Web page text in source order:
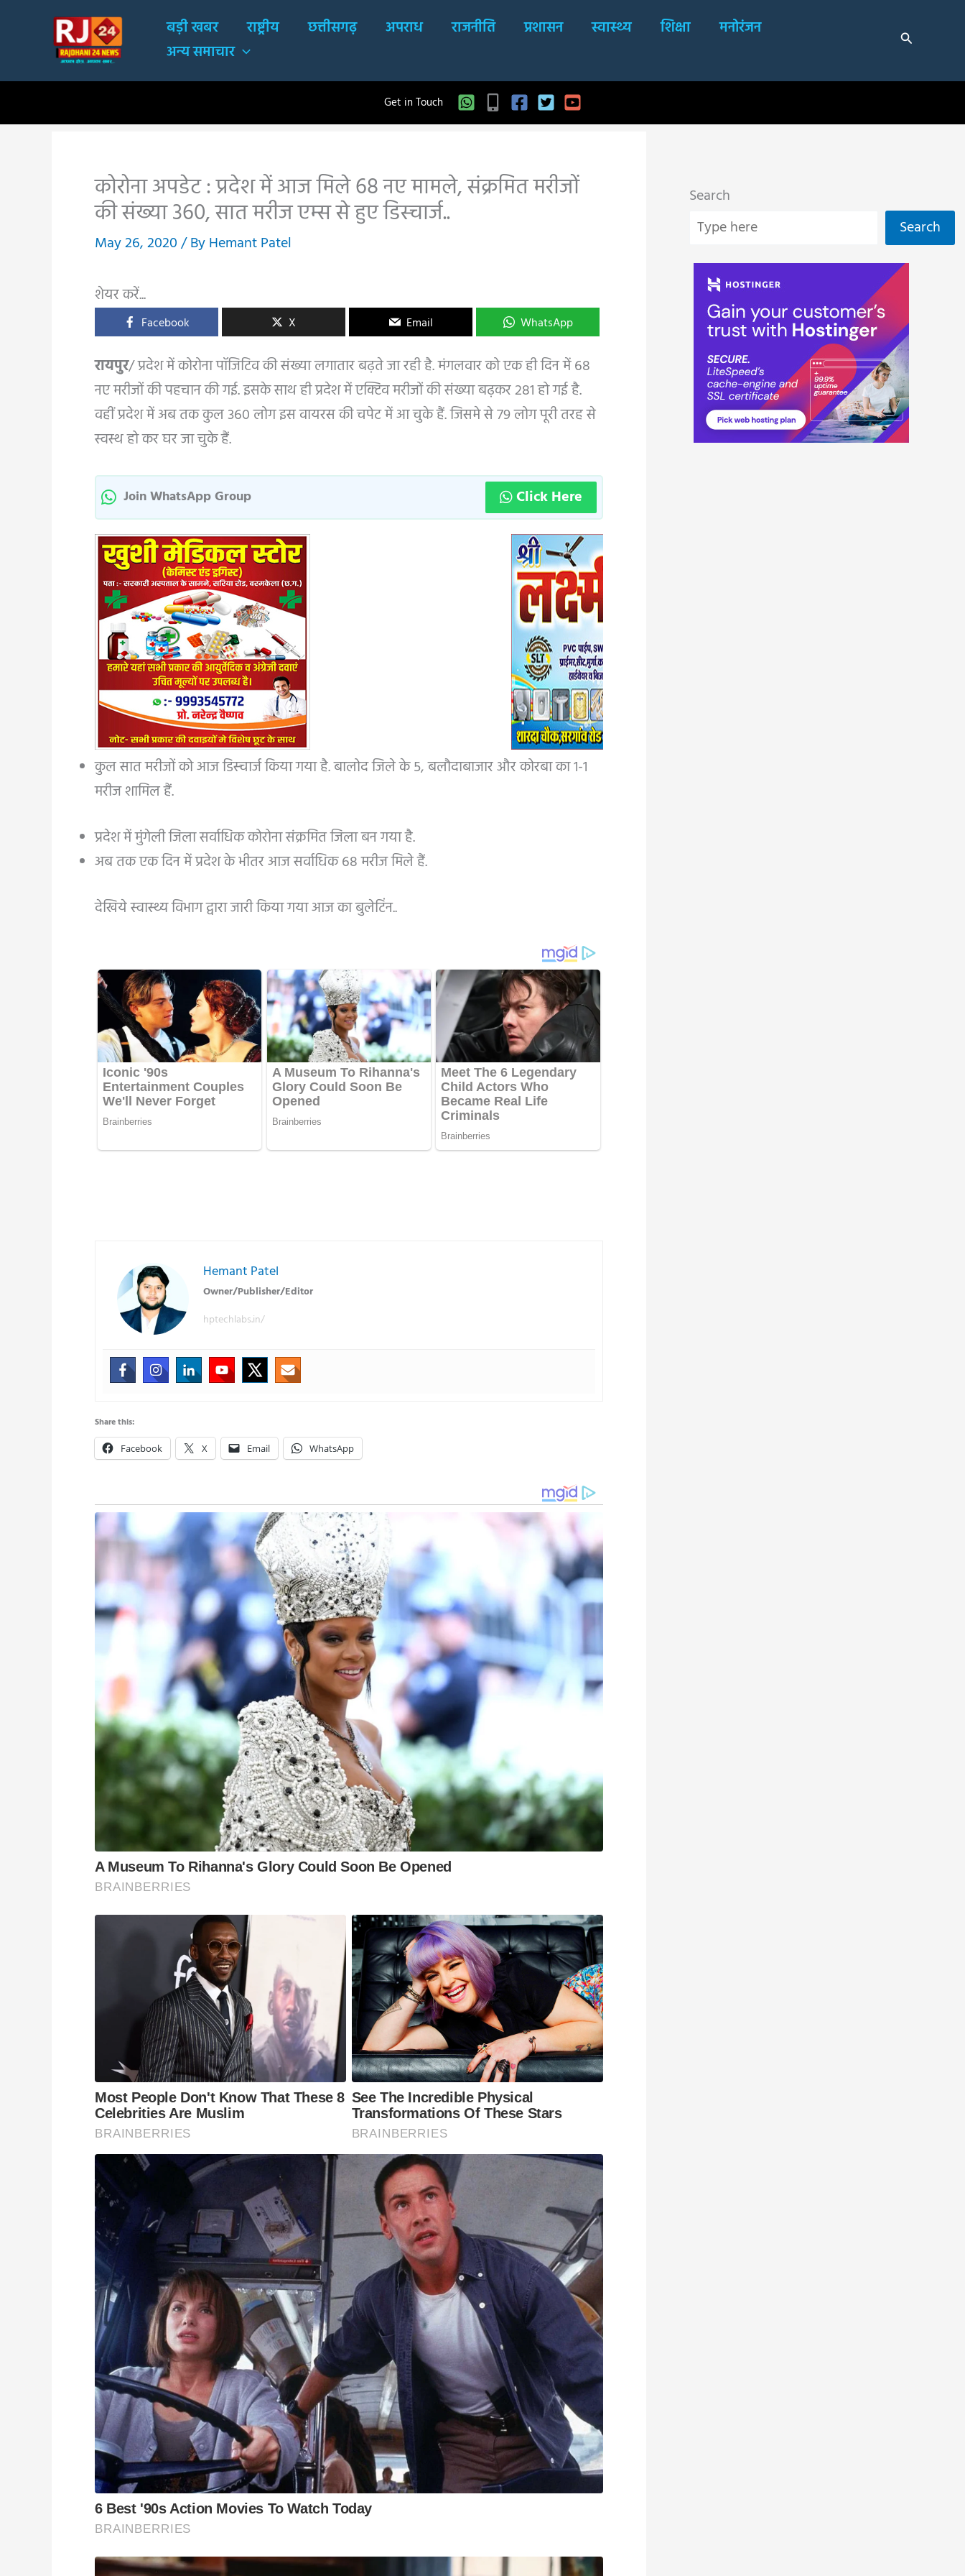
बड़ी खबर राष्ट्रीय छत्तीसगढ़ अपराध राजनीति प्रशासन स्वास्थ्य शिक्षा
मनोरंजन
अन्य समाचार
Search
Get in Touch
कोरोना अपडेट : प्रदेश में आज मिले 68 नए मामले, संक्रमित मरीजों
की संख्या 360, सात मरीज एम्स से हुए डिस्चार्ज..
May 26, 2020/ ByHemant Patel
शेयर करें...
Facebook X Email WhatsApp
रायपुर/ प्रदेश में कोरोना पॉजिटिव की संख्या लगातार बढ़ते जा रही है. मंगलवार को एक ही दिन में 68
नए मरीजों की पहचान की गई. इसके साथ ही प्रदेश में एक्टिव मरीजों की संख्या बढ़कर 281 हो गई है.
वहीं प्रदेश में अब तक कुल 360 लोग इस वायरस की चपेट में आ चुके हैं. जिसमे से 79 लोग पूरी तरह से
स्वस्थ हो कर घर जा चुके हैं.
Join WhatsApp Group Click Here
कुल सात मरीजों को आज डिस्चार्ज किया गया है. बालोद जिले के 5, बलौदाबाजार और कोरबा का 1-1
मरीज शामिल हैं.
प्रदेश में मुंगेली जिला सर्वाधिक कोरोना संक्रमित जिला बन गया है.
अब तक एक दिन में प्रदेश के भीतर आज सर्वाधिक 68 मरीज मिले हैं.
देखिये स्वास्थ्य विभाग द्वारा जारी किया गया आज का बुलेटिंन..
Hemant Patel
Owner/Publisher/Editor
hptechlabs.in/
Share this:
Facebook X Email WhatsApp
Search
Search